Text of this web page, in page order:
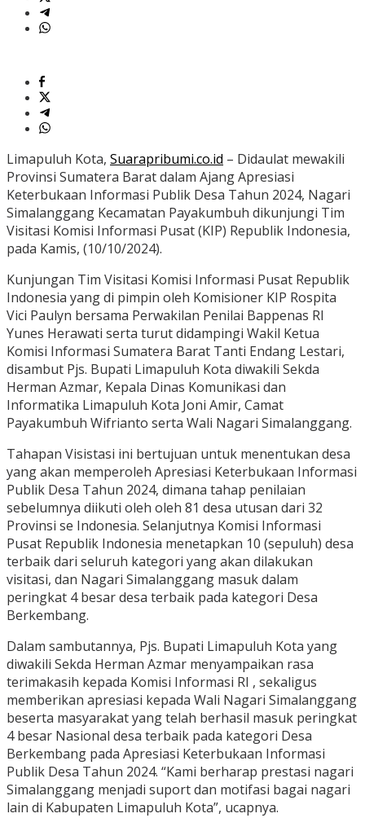
Limapuluh Kota, Suarapribumi.co.id – Didaulat mewakili
Provinsi Sumatera Barat dalam Ajang Apresiasi
Keterbukaan Informasi Publik Desa Tahun 2024, Nagari
Simalanggang Kecamatan Payakumbuh dikunjungi Tim
Visitasi Komisi Informasi Pusat (KIP) Republik Indonesia,
pada Kamis, (10/10/2024).
Kunjungan Tim Visitasi Komisi Informasi Pusat Republik
Indonesia yang di pimpin oleh Komisioner KIP Rospita
Vici Paulyn bersama Perwakilan Penilai Bappenas RI
Yunes Herawati serta turut didampingi Wakil Ketua
Komisi Informasi Sumatera Barat Tanti Endang Lestari,
disambut Pjs. Bupati Limapuluh Kota diwakili Sekda
Herman Azmar, Kepala Dinas Komunikasi dan
Informatika Limapuluh Kota Joni Amir, Camat
Payakumbuh Wifrianto serta Wali Nagari Simalanggang.
Tahapan Visistasi ini bertujuan untuk menentukan desa
yang akan memperoleh Apresiasi Keterbukaan Informasi
Publik Desa Tahun 2024, dimana tahap penilaian
sebelumnya diikuti oleh oleh 81 desa utusan dari 32
Provinsi se Indonesia. Selanjutnya Komisi Informasi
Pusat Republik Indonesia menetapkan 10 (sepuluh) desa
terbaik dari seluruh kategori yang akan dilakukan
visitasi, dan Nagari Simalanggang masuk dalam
peringkat 4 besar desa terbaik pada kategori Desa
Berkembang.
Dalam sambutannya, Pjs. Bupati Limapuluh Kota yang
diwakili Sekda Herman Azmar menyampaikan rasa
terimakasih kepada Komisi Informasi RI , sekaligus
memberikan apresiasi kepada Wali Nagari Simalanggang
beserta masyarakat yang telah berhasil masuk peringkat
4 besar Nasional desa terbaik pada kategori Desa
Berkembang pada Apresiasi Keterbukaan Informasi
Publik Desa Tahun 2024. “Kami berharap prestasi nagari
Simalanggang menjadi suport dan motifasi bagai nagari
lain di Kabupaten Limapuluh Kota”, ucapnya.